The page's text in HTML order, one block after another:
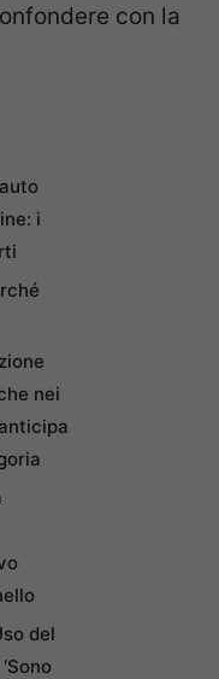
con la
i
nei
del